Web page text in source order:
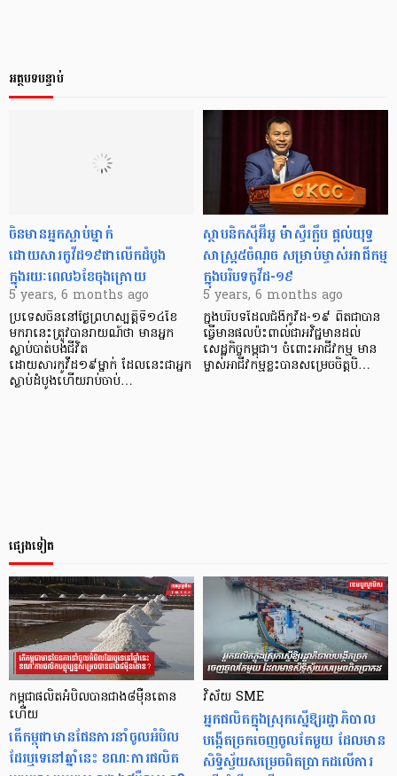
អត្ថបទបន្ទាប់
ចិនមានអ្នកស្លាប់ម្នាក់
ដោយសារកូវីដ១៩ជាលើកដំបូង
ក្នុងរយៈពេល៦ខែចុងក្រោយ
5 years, 6 months ago
ប្រទេសចិននៅថ្ងៃព្រហស្បត្តិទី១៤ខែ
មករានេះត្រូវបានរាយណ៍ថា មានអ្នក
ស្លាប់បាត់បង់ជីវិត
ដោយសារកូវីដ១៩ម្នាក់ ដែលនេះជាអ្នក
ស្លាប់ដំបូងហើយរាប់ចាប់…
ស្ថាបនិកស៊ីអ៊ីអូ ម៉ាស្ទឺរក្លឹប ផ្ដល់យុទ្ធ
សាស្ត្រ៥ចំណុច សម្រាប់ម្ចាស់អាជីកម្ម
ក្នុងបរិបទកូវីដ-១៩
5 years, 6 months ago
ក្នុងបរិបទដែលជំងឺកូវីដ-១៩ ពិតជាបាន
ធ្វើមានផលប៉ះពាល់ជាអវិជ្ជមានដល់
សេដ្ឋកិច្ចកម្ពុជា។ ចំពោះអាជីវកម្ម មាន
ម្ចាស់អាជីវកម្មខ្លះបានសម្រេចចិត្តបិ…
ផ្សេងទៀត
កម្ពុជាផលិតអំបិលបានជាង៨ម៉ឺនតោន
ហើយ
តើកម្ពុជាមានផែនការនាំចូលអំបិល
ដែរឬទេនៅឆ្នាំនេះ ខណៈការផលិត
វិស័យ SME
អ្នកផលិតក្នុងស្រុកស្នើឱ្យរដ្ឋាភិបាល
បង្កើតច្រកចេញចូលតែមួយ ដែលមាន
សិទ្ធិស្វ័យសម្រេចពិតប្រាកដលើការ